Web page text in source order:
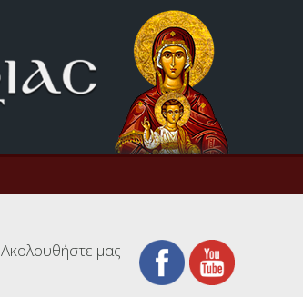
Ακολουθήστε μας